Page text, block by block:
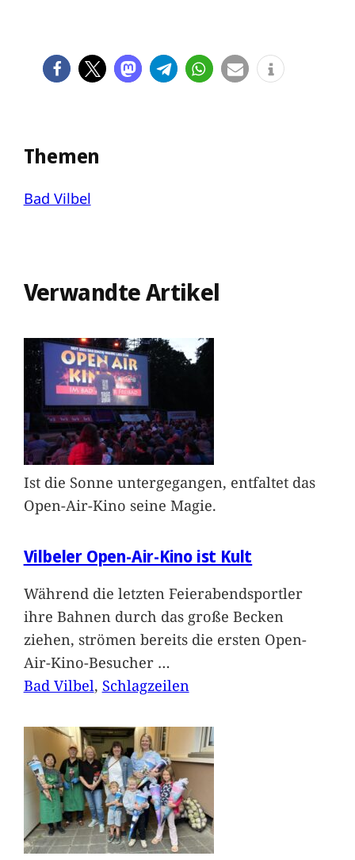
Themen
Bad Vilbel
Verwandte Artikel
Ist die Sonne untergegangen, entfaltet das
Open-Air-Kino seine Magie.
Vilbeler Open-Air-Kino ist Kult
Während die letzten Feierabendsportler
ihre Bahnen durch das große Becken
ziehen, strömen bereits die ersten Open-
Air-Kino-Besucher …
Bad Vilbel, Schlagzeilen